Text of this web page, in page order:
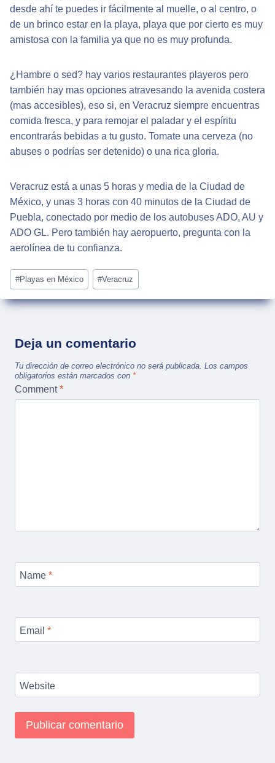
desde ahí te puedes ir fácilmente al muelle, o al centro, o
de un brinco estar en la playa, playa que por cierto es muy
amistosa con la familia ya que no es muy profunda.
¿Hambre o sed? hay varios restaurantes playeros pero
también hay mas opciones atravesando la avenida costera
(mas accesibles), eso si, en Veracruz siempre encuentras
comida fresca, y para remojar el paladar y el espíritu
encontrarás bebidas a tu gusto. Tomate una cerveza (no
abuses o podrías ser detenido) o una rica gloria.
Veracruz está a unas 5 horas y media de la Ciudad de
México, y unas 3 horas con 40 minutos de la Ciudad de
Puebla, conectado por medio de los autobuses ADO, AU y
ADO GL. Pero también hay aeropuerto, pregunta con la
aerolínea de tu confianza.
Post
Tags:
#Playas en México #Veracruz
Deja un comentario
Tu dirección de correo electrónico no será publicada. Los campos
obligatorios están marcados con *
Comment*
Name *
Email *
Website